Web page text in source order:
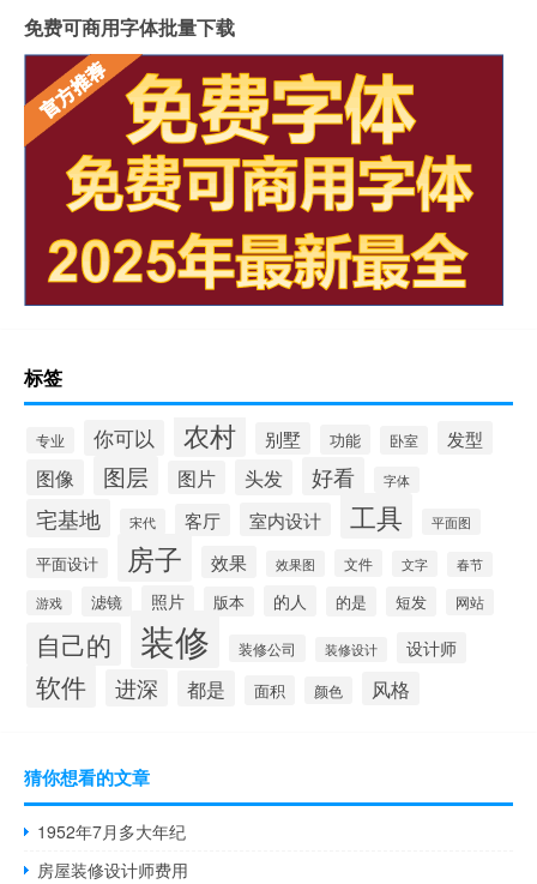
免费可商用字体批量下载
标签
专业 你可以 农村 别墅 功能 卧室 发型
图像 图层 图片 头发 好看 字体
宅基地 宋代 客厅 室内设计 工具 平面图
平面设计 房子 效果 效果图 文件 文字 春节
游戏 滤镜 照片 版本 的人 的是 短发 网站
自己的 装修 装修公司 装修设计 设计师
软件 进深 都是 面积 颜色 风格
猜你想看的文章
1952年7月多大年纪
房屋装修设计师费用